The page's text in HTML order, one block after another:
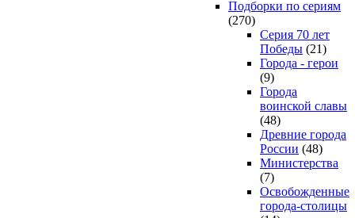
Подборки по сериям
(270)
Серия 70 лет
Победы (21)
Города - герои
(9)
Города
воинской славы
(48)
Древние города
России (48)
Министерства
(7)
Освобожденные
города-столицы